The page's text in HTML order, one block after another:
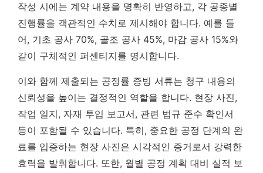
작성 시에는 계약 내용을 명확히 반영하고, 각 공종별
진행률을 객관적인 수치로 제시해야 합니다. 예를 들
어, 기초 공사 70%, 골조 공사 45%, 마감 공사 15%와
같이 구체적인 퍼센티지를 명시합니다.
이와 함께 제출되는 공정률 증빙 서류는 청구 내용의
신뢰성을 높이는 결정적인 역할을 합니다. 현장 사진,
작업 일지, 자재 투입 보고서, 관련 법규 준수 확인서
등이 포함될 수 있습니다. 특히, 중요한 공정 단계의 완
료를 입증하는 현장 사진은 시각적인 증거로서 강력한
효력을 발휘합니다. 또한, 월별 공정 계획 대비 실적 보